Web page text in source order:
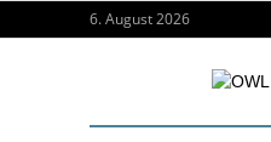
6. August 2026